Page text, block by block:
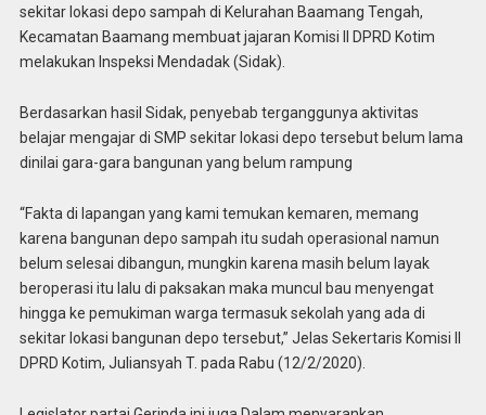
sekitar lokasi depo sampah di Kelurahan Baamang Tengah,
Kecamatan Baamang membuat jajaran Komisi II DPRD Kotim
melakukan Inspeksi Mendadak (Sidak).
Berdasarkan hasil Sidak, penyebab terganggunya aktivitas
belajar mengajar di SMP sekitar lokasi depo tersebut belum lama
dinilai gara-gara bangunan yang belum rampung
“Fakta di lapangan yang kami temukan kemaren, memang
karena bangunan depo sampah itu sudah operasional namun
belum selesai dibangun, mungkin karena masih belum layak
beroperasi itu lalu di paksakan maka muncul bau menyengat
hingga ke pemukiman warga termasuk sekolah yang ada di
sekitar lokasi bangunan depo tersebut,” Jelas Sekertaris Komisi II
DPRD Kotim, Juliansyah T. pada Rabu (12/2/2020).